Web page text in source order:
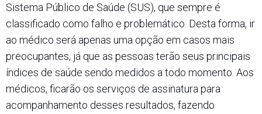
Sistema Público de Saúde (SUS), que sempre é
classificado como falho e problemático. Desta forma, ir
ao médico será apenas uma opção em casos mais
preocupantes, já que as pessoas terão seus principais
índices de saúde sendo medidos a todo momento. Aos
médicos, ficarão os serviços de assinatura para
acompanhamento desses resultados, fazendo